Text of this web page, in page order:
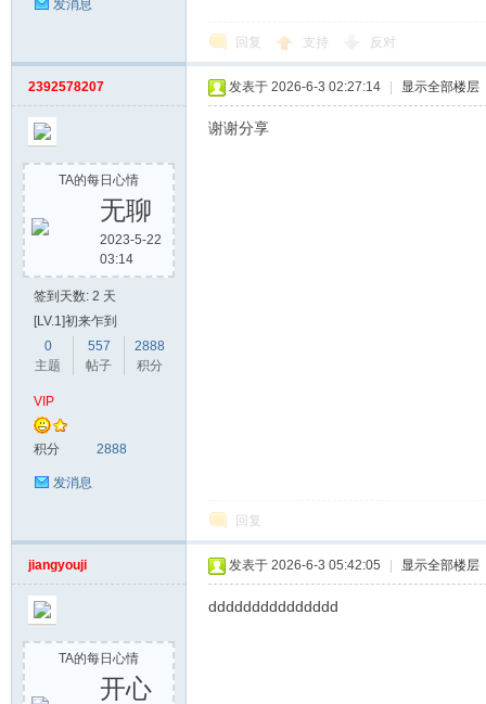
发消息
回复 支持 反对
2392578207
TA的每日心情
无聊
2023-5-22
03:14
签到天数: 2 天
[LV.1]初来乍到
0
主题
557
帖子
2888
积分
VIP
积分 2888
发消息
发表于 2026-6-3 02:27:14 显示全部楼层
谢谢分享
回复
jiangyouji
TA的每日心情
开心
发表于 2026-6-3 05:42:05 显示全部楼层
ddddddddddddddd